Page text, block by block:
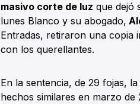
masivo corte de luz que dejó
lunes Blanco y su abogado,
Entradas, retiraron una copia
con los querellantes.
En la sentencia, de 29 fojas,
hechos similares en marzo de